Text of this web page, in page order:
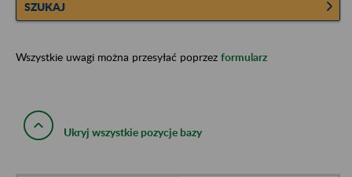
SZUKAJ
Wszystkie uwagi można przesyłać poprzez formularz
Ukryj wszystkie pozycje bazy